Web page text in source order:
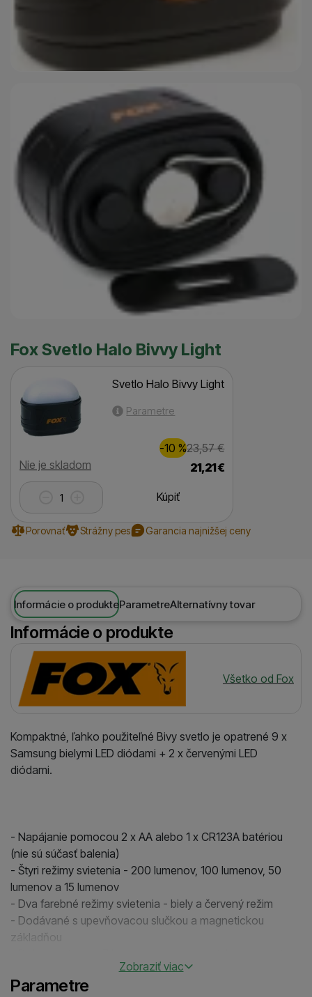
Fox Svetlo Halo Bivvy Light
Dostupnosť
Nie je skladom
Svetlo Halo Bivvy Light
Parametre
Pôvodná cena
23,57€
Zľava
2,00€
(
-10 %
)
21,21€
Kúpiť
Porovnať Strážny pes Garancia najnižšej ceny
Informácie o produkteParametreAlternatívny tovar
Informácie o produkte
Výrobca
Všetko od Fox
Kompaktné, ľahko použiteľné Bivy svetlo je opatrené 9 x
Samsung bielymi LED diódami + 2 x červenými LED
diódami.
- Napájanie pomocou 2 x AA alebo 1 x CR123A batériou
(nie sú súčasť balenia)
- Štyri režimy svietenia - 200 lumenov, 100 lumenov, 50
lumenov a 15 lumenov
- Dva farebné režimy svietenia - biely a červený režim
- Dodávané s upevňovacou slučkou a magnetickou
základňou
- Rozmery: 70mm x 60mm x 46mm
Váha: 60g (bez batérií)
Zobraziť viac
Parametre